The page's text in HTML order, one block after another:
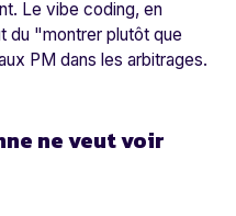
Le vibe coding, en
du "montrer plutôt que
PM dans les arbitrages.
ne veut voir